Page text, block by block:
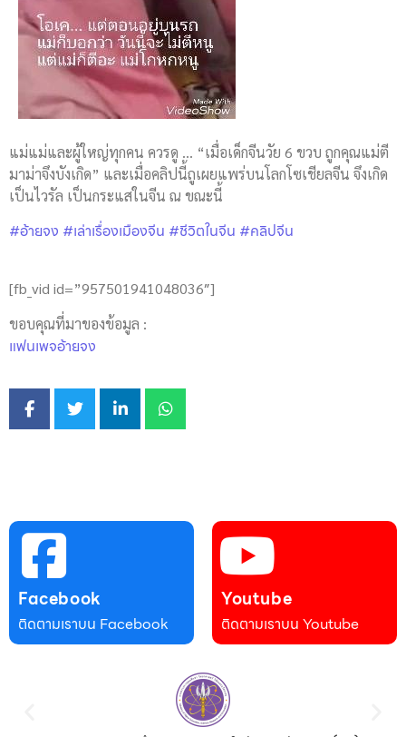
แม่แม่และผู้ใหญ่ทุกคน ควรดู … “เมื่อเด็กจีนวัย 6 ขวบ ถูกคุณแม่ตี
มาม่าจึงบังเกิด” และเมื่อคลิปนี้ถูเผยแพร่บนโลกโซเชียลจีน จึงเกิด
เป็นไวรัล เป็นกระแสในจีน ณ ขณะนี้
#อ้ายจง #เล่าเรื่องเมืองจีน #ชีวิตในจีน #คลิปจีน
[fb_vid id=”957501941048036″]
ขอบคุณที่มาของข้อมูล :
แฟนเพจอ้ายจง
Facebook
ติดตามเราบน Facebook
Youtube
ติดตามเราบน Youtube